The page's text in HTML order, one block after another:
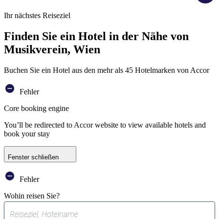
Ihr nächstes Reiseziel
Finden Sie ein Hotel in der Nähe von
Musikverein, Wien
Buchen Sie ein Hotel aus den mehr als 45 Hotelmarken von Accor
Fehler
Core booking engine
You’ll be redirected to Accor website to view available hotels and
book your stay
Fenster schließen
Fehler
Wohin reisen Sie?